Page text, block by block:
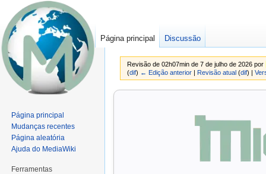
Revisão de 02h07min de 7 de julho de 2026 por
(dif) ← Edição anterior |Revisão atual (dif) |
Ir
Ir
Página principal Discussão
Página principal
Mudanças recentes
Página aleatória
Ajuda do MediaWiki
Ferramentas